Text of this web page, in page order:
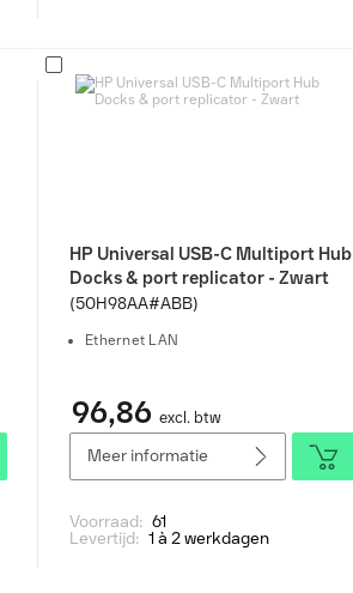
HP Universal USB-C Multiport Hub
Docks & port replicator - Zwart
(50H98AA#ABB)
Ethernet LAN
96,86 excl. btw
Meer informatie
Voorraad: 61
Levertijd: 1 à 2 werkdagen